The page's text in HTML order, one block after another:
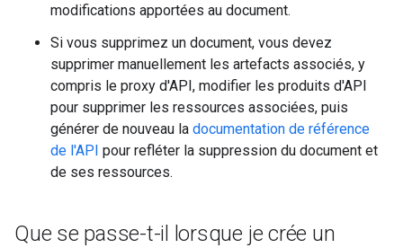
modifications apportées au document.
Si vous supprimez un document, vous devez
supprimer manuellement les artefacts associés, y
compris le proxy d'API, modifier les produits d'API
pour supprimer les ressources associées, puis
générer de nouveau la documentation de référence
de l'API pour refléter la suppression du document et
de ses ressources.
Que se passe-t-il lorsque je crée un